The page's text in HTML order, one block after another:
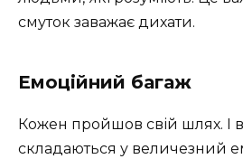
смуток заважає дихати.
Емоційний багаж
Кожен пройшов свій шлях. І
складаються у величезний